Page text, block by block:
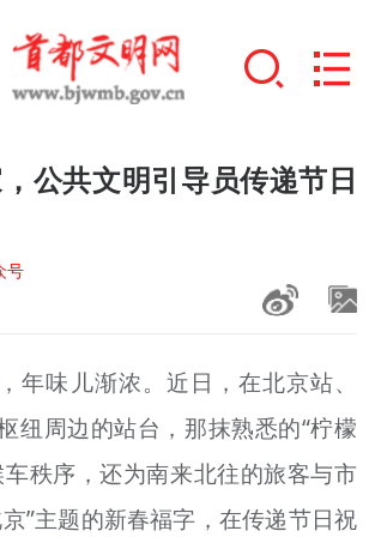
德建设
+
公共文明引导员传递节日
号
年味儿渐浓。近日，在北京站、
纽周边的站台，那抹熟悉的“柠檬
秩序，还为南来北往的旅客与市
”主题的新春福字，在传递节日祝